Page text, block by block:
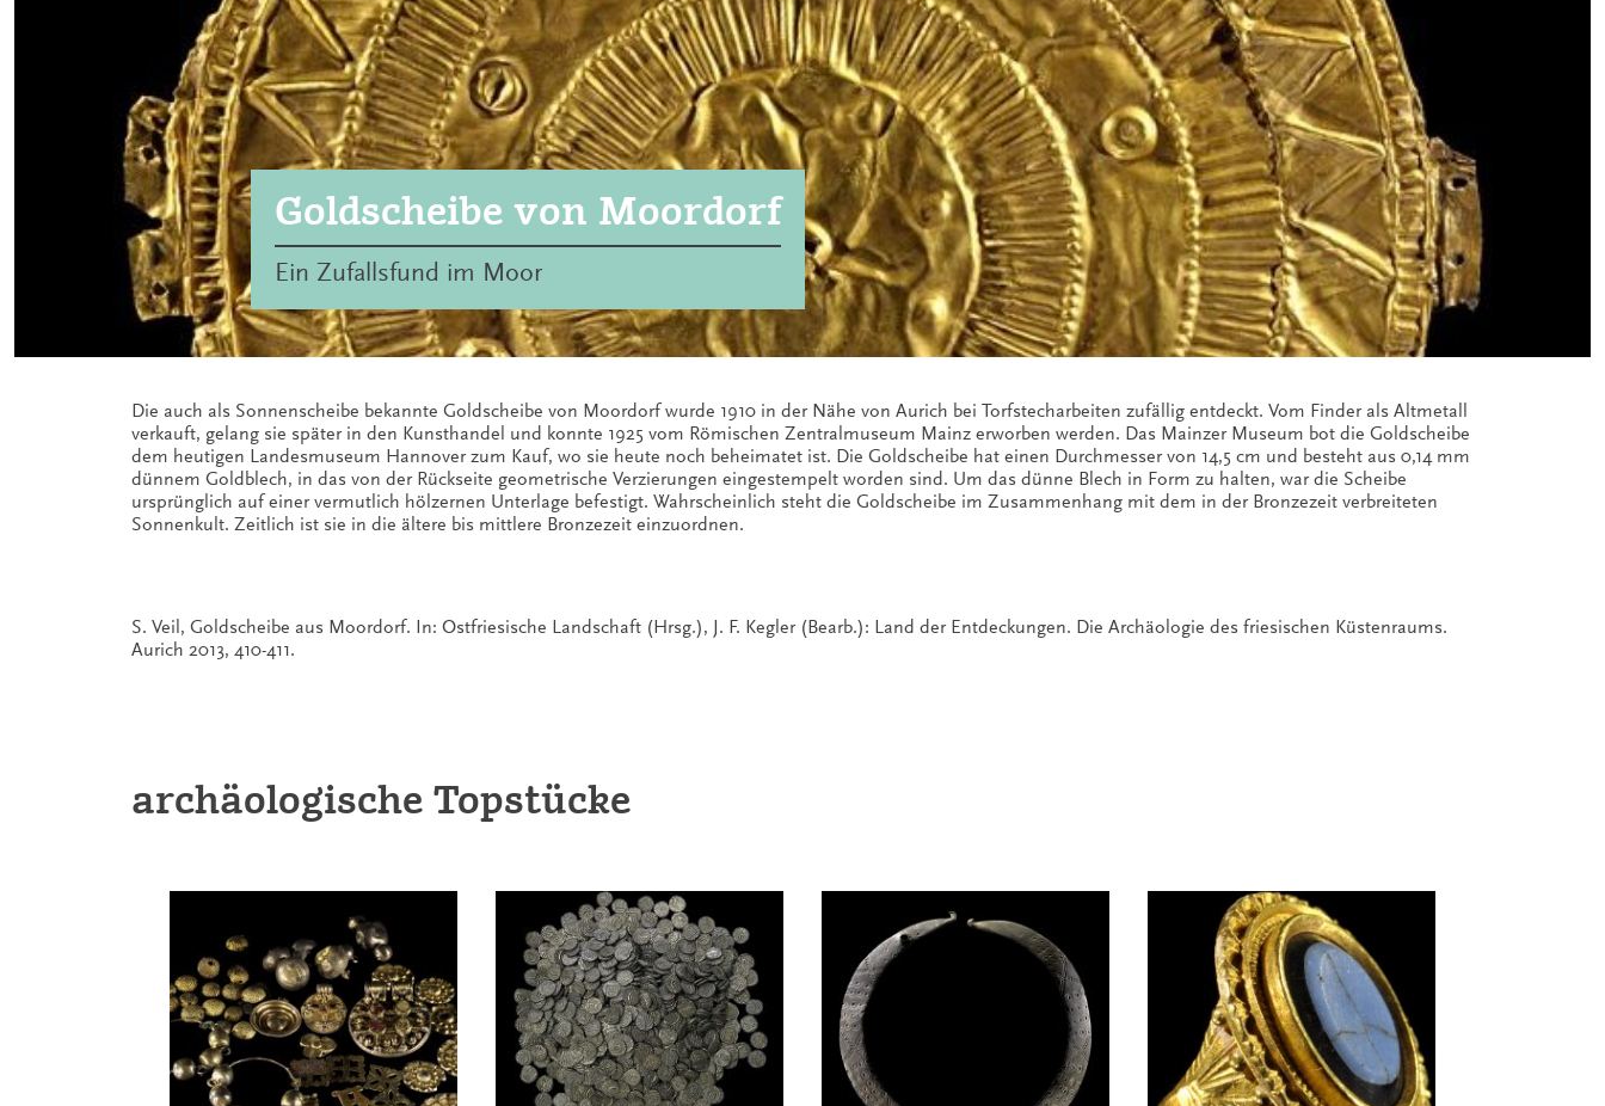
Goldscheibe von Moordorf
Ein Zufallsfund im Moor
Die auch als Sonnenscheibe bekannte Goldscheibe von Moordorf wurde 1910 in der Nähe von Aurich bei Torfstecharbeiten zufällig entdeckt. Vom Finder als Altmetall
verkauft, gelang sie später in den Kunsthandel und konnte 1925 vom Römischen Zentralmuseum Mainz erworben werden. Das Mainzer Museum bot die Goldscheibe
dem heutigen Landesmuseum Hannover zum Kauf, wo sie heute noch beheimatet ist. Die Goldscheibe hat einen Durchmesser von 14,5 cm und besteht aus 0,14 mm
dünnem Goldblech, in das von der Rückseite geometrische Verzierungen eingestempelt worden sind. Um das dünne Blech in Form zu halten, war die Scheibe
ursprünglich auf einer vermutlich hölzernen Unterlage befestigt. Wahrscheinlich steht die Goldscheibe im Zusammenhang mit dem in der Bronzezeit verbreiteten
Sonnenkult. Zeitlich ist sie in die ältere bis mittlere Bronzezeit einzuordnen.
S. Veil, Goldscheibe aus Moordorf. In: Ostfriesische Landschaft (Hrsg.), J. F. Kegler (Bearb.): Land der Entdeckungen. Die Archäologie des friesischen Küstenraums.
Aurich 2013, 410-411.
archäologische Topstücke